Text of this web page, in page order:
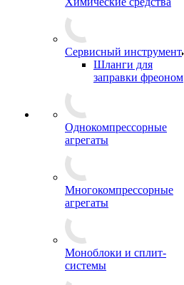
Сервисный инструмент
Шланги для
заправки фреоном
Однокомпрессорные
агрегаты
Многокомпрессорные
агрегаты
Моноблоки и сплит-
системы